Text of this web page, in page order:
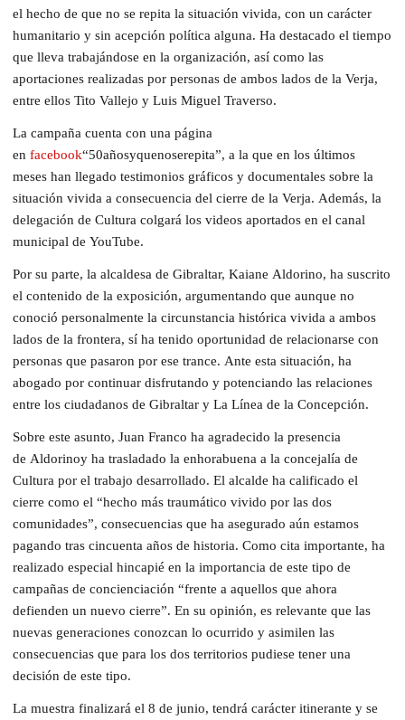
el hecho de que no se repita la situación vivida, con un carácter
humanitario y sin acepción política alguna. Ha destacado el tiempo
que lleva trabajándose en la organización, así como las
aportaciones realizadas por personas de ambos lados de la Verja,
entre ellos Tito Vallejo y Luis Miguel Traverso.
La campaña cuenta con una página
en facebook“50añosyquenoserepita”, a la que en los últimos
meses han llegado testimonios gráficos y documentales sobre la
situación vivida a consecuencia del cierre de la Verja. Además, la
delegación de Cultura colgará los videos aportados en el canal
municipal de YouTube.
Por su parte, la alcaldesa de Gibraltar, Kaiane Aldorino, ha suscrito
el contenido de la exposición, argumentando que aunque no
conoció personalmente la circunstancia histórica vivida a ambos
lados de la frontera, sí ha tenido oportunidad de relacionarse con
personas que pasaron por ese trance. Ante esta situación, ha
abogado por continuar disfrutando y potenciando las relaciones
entre los ciudadanos de Gibraltar y La Línea de la Concepción.
Sobre este asunto, Juan Franco ha agradecido la presencia
de Aldorinoy ha trasladado la enhorabuena a la concejalía de
Cultura por el trabajo desarrollado. El alcalde ha calificado el
cierre como el “hecho más traumático vivido por las dos
comunidades”, consecuencias que ha asegurado aún estamos
pagando tras cincuenta años de historia. Como cita importante, ha
realizado especial hincapié en la importancia de este tipo de
campañas de concienciación “frente a aquellos que ahora
defienden un nuevo cierre”. En su opinión, es relevante que las
nuevas generaciones conozcan lo ocurrido y asimilen las
consecuencias que para los dos territorios pudiese tener una
decisión de este tipo.
La muestra finalizará el 8 de junio, tendrá carácter itinerante y se